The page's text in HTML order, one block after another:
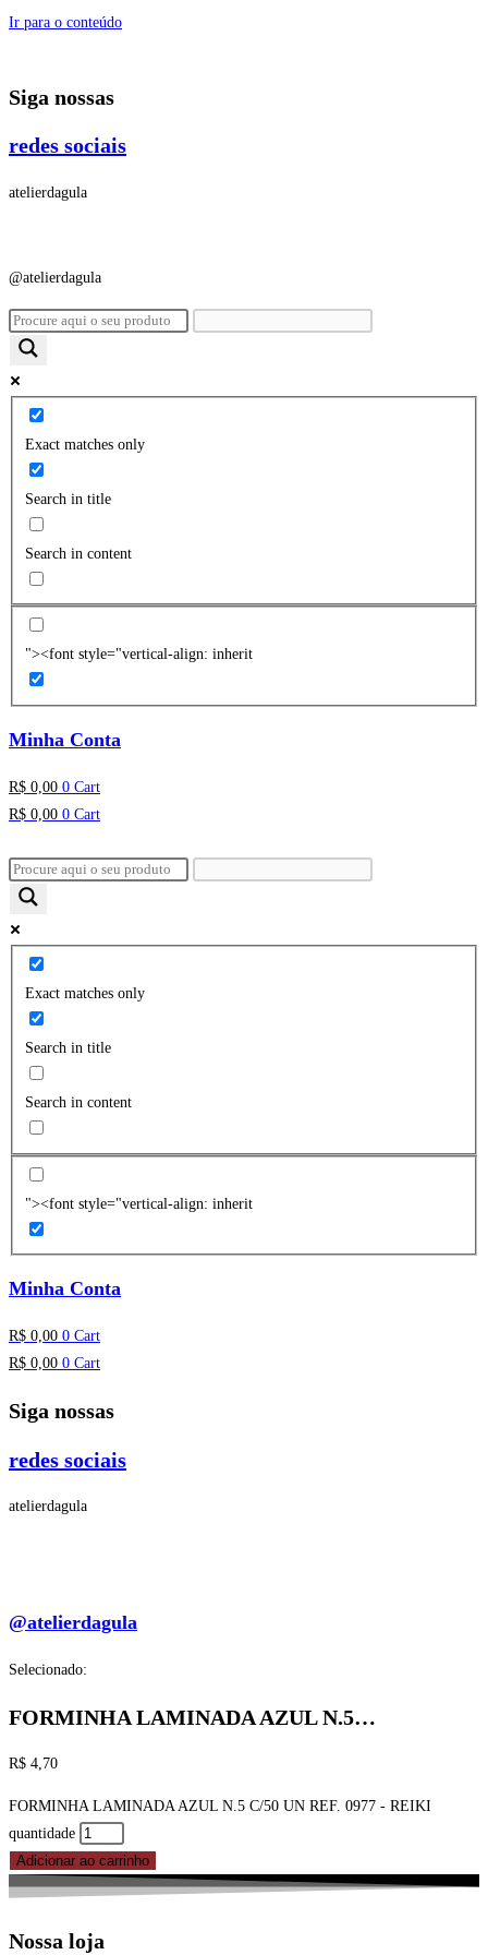
Ir para o conteúdo
Siga nossas
redes sociais
atelierdagula
@atelierdagula
Exact matches only
Search in title
Search in content
"><font style="vertical-align: inherit
Minha Conta
R$ 0,00 0 Cart
R$ 0,00 0 Cart
Exact matches only
Search in title
Search in content
"><font style="vertical-align: inherit
Minha Conta
R$ 0,00 0 Cart
R$ 0,00 0 Cart
Siga nossas
redes sociais
atelierdagula
@atelierdagula
Selecionado:
FORMINHA LAMINADA AZUL N.5…
R$ 4,70
FORMINHA LAMINADA AZUL N.5 C/50 UN REF. 0977 - REIKI
quantidade
Adicionar ao carrinho
Nossa loja